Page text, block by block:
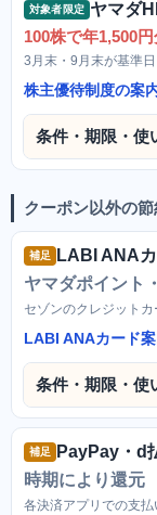
対象者限定 ヤマダ
100株で年1,500
3月末・9月末が基準日
株主優待制度の案
条件・期限・使
クーポン以外の
補足
LABI ANA
ヤマダポイント
セゾンのクレジット
LABI ANAカード
条件・期限・使
補足
PayPay・d
時期により還元
各決済アプリでの支払